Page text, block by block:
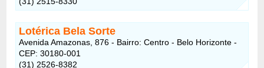
Lotérica Bela Sorte
Avenida Amazonas, 876 - Bairro: Centro - Belo Horizonte -
CEP: 30180-001
(31) 2526-8382